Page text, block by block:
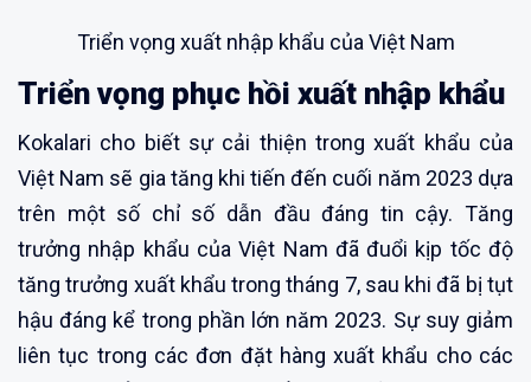
Triển vọng xuất nhập khẩu của Việt Nam
Triển vọng phục hồi xuất nhập khẩu
Kokalari cho biết sự cải thiện trong xuất khẩu của
Việt Nam sẽ gia tăng khi tiến đến cuối năm 2023 dựa
trên một số chỉ số dẫn đầu đáng tin cậy. Tăng
trưởng nhập khẩu của Việt Nam đã đuổi kịp tốc độ
tăng trưởng xuất khẩu trong tháng 7, sau khi đã bị tụt
hậu đáng kể trong phần lớn năm 2023. Sự suy giảm
liên tục trong các đơn đặt hàng xuất khẩu cho các